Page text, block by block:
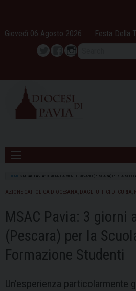
content
Giovedì 06 Agosto 2026 Festa Della
TwitterFacebook
Instagram
HOME MSAC PAVIA: 3 GIORNI A MONTESILVANO (PESCARA) PER LA
AZIONE CATTOLICA DIOCESANA DAGLI UFFICI DI CURIA
MSAC Pavia: 3 giorni
(Pescara) per la
Formazione Studenti
Un'esperienza particolarmente